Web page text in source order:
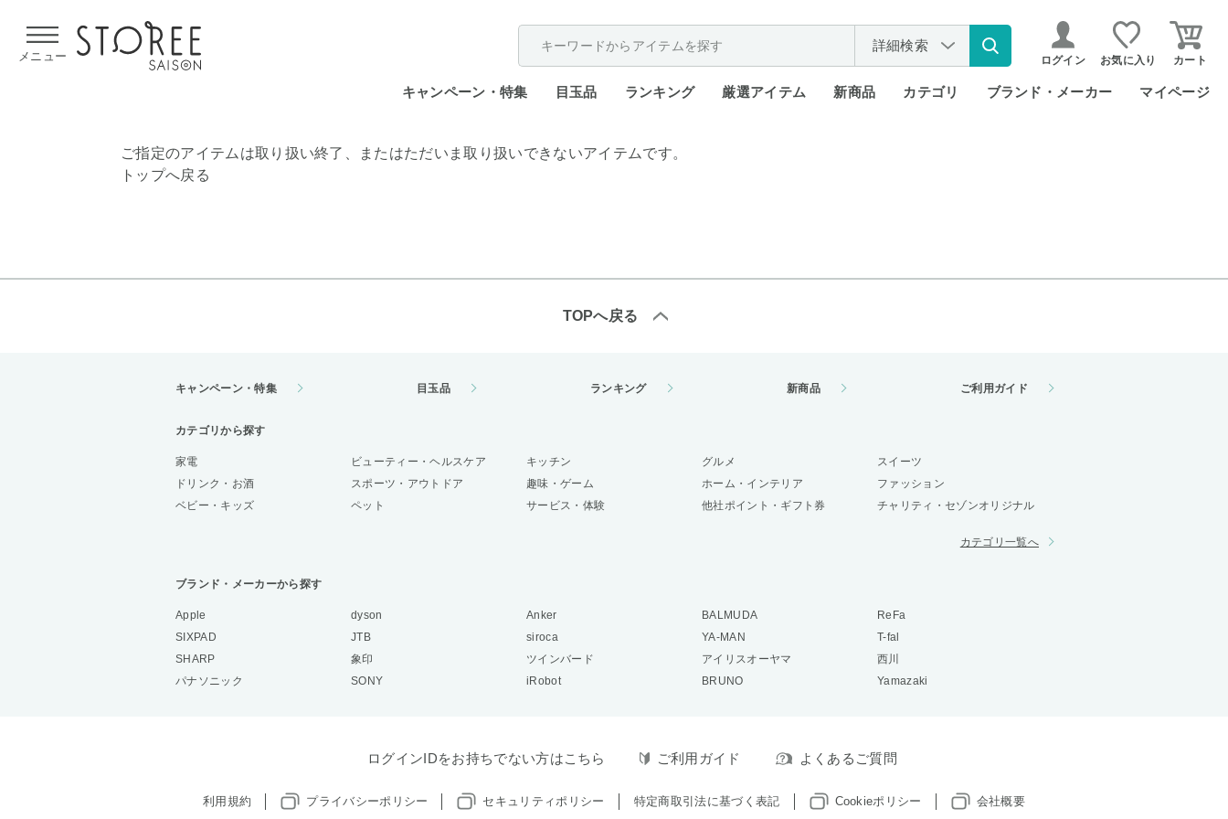
メニュー
詳細検索
ログイン お気に入り カート
キャンペーン・特集 目玉品 ランキング 厳選アイテム 新商品 カテゴリ ブランド・メーカー マイページ
ご指定のアイテムは取り扱い終了、またはただいま取り扱いできないアイテムです。
トップへ戻る
TOPへ戻る
キャンペーン・特集 目玉品 ランキング 新商品 ご利用ガイド
カテゴリから探す
家電 ビューティー・ヘルスケア キッチン グルメ
スイーツ
ドリンク・お酒
スポーツ・アウトドア 趣味・ゲーム ホーム・インテリア
ファッション
ベビー・キッズ
ペット サービス・体験 他社ポイント・ギフト券 チャリティ・セゾンオリジナル
カテゴリ一覧へ
ブランド・メーカーから探す
Apple dyson Anker BALMUDA
ReFa
SIXPAD
JTB siroca YA-MAN
T-fal
SHARP
象印 ツインバード アイリスオーヤマ
西川
パナソニック
SONY iRobot BRUNO Yamazaki
ログインIDをお持ちでない方はこちら ご利用ガイド よくあるご質問
利用規約 プライバシーポリシー セキュリティポリシー 特定商取引法に基づく表記 Cookieポリシー 会社概要